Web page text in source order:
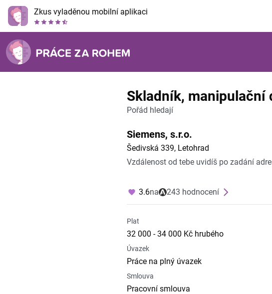
Zkus vyladěnou mobilní aplikaci
Skladník, manipulační
Pořád hledají
Siemens, s.r.o.
Šedivská 339, Letohrad
Vzdálenost od tebe uvidíš po zadání
3.6na 243 hodnocení
Plat
32 000 - 34 000 Kč hrubého
Úvazek
Práce na plný úvazek
Smlouva
Pracovní smlouva